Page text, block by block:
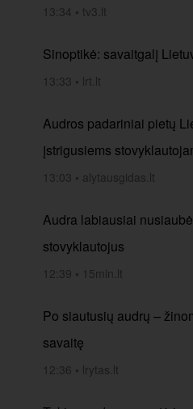
13:34 • tv3.lt
Sinoptikė: savaitgalį
13:33 • lrt.lt
Audros padariniai pietų
įstrigusiems
13:03 • alytausgidas.lt
Audra labiausiai
stovyklautojus
12:39 • 15min.lt
Po siautusių audrų –
savaitę
12:36 • lrytas.lt